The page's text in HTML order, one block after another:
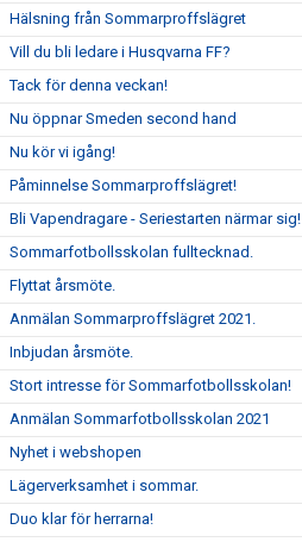
Hälsning från Sommarproffslägret
Vill du bli ledare i Husqvarna FF?
Tack för denna veckan!
Nu öppnar Smeden second hand
Nu kör vi igång!
Påminnelse Sommarproffslägret!
Bli Vapendragare - Seriestarten närmar sig!
Sommarfotbollsskolan fulltecknad.
Flyttat årsmöte.
Anmälan Sommarproffslägret 2021.
Inbjudan årsmöte.
Stort intresse för Sommarfotbollsskolan!
Anmälan Sommarfotbollsskolan 2021
Nyhet i webshopen
Lägerverksamhet i sommar.
Duo klar för herrarna!